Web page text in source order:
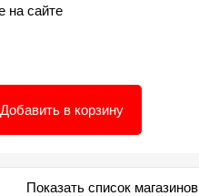
на сайте
Добавить в корзину
Показать список магазинов